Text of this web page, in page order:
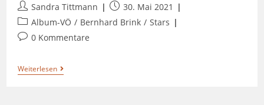
Sandra Tittmann
30. Mai 2021
Album-VÖ / Bernhard Brink / Stars
0 Kommentare
Weiterlesen